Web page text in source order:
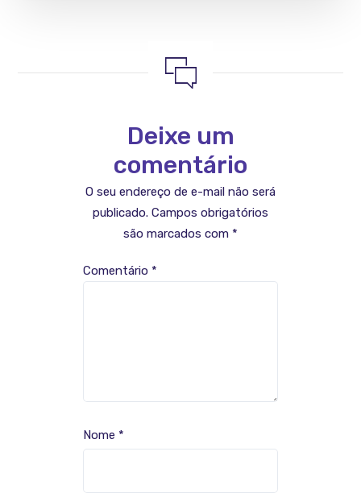
Deixe um
comentário
O seu endereço de e-mail não será
publicado. Campos obrigatórios
são marcados com *
Comentário *
Nome *